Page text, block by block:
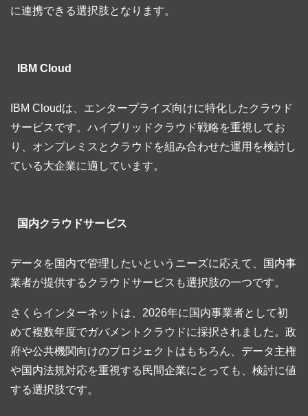
に連携できる選択肢となります。
IBM Cloud
IBM Cloudは、エンタープライズ向けに特化したクラウド
サービスです。ハイブリッドクラウド戦略を重視してお
り、オンプレミスとクラウドを組み合わせた運用を検討し
ている大企業に適しています。
国内クラウドサービス
データを国内で管理したいというニーズに応えて、国内事
業者が提供するクラウドサービスも選択肢の一つです。
さくらインターネットは、2026年に国内事業者として初
めて複数年度でガバメントクラウドに採択されました。政
府や公共機関向けのプロジェクトはもちろん、データ主権
や国内法規対応を重視する民間企業にとっても、検討に値
する選択肢です。